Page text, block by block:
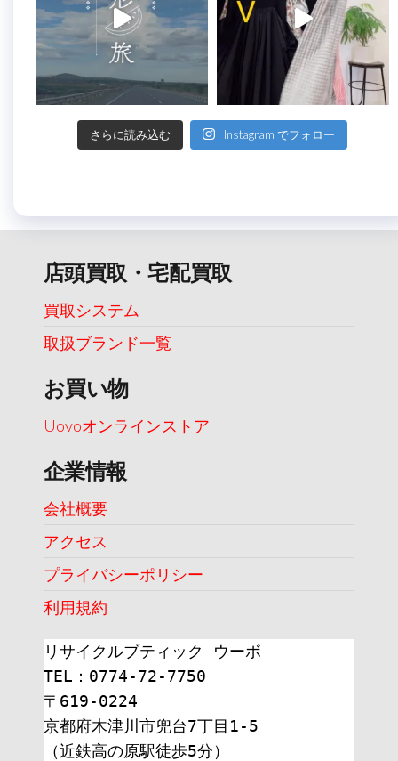
さらに読み込む Instagram でフォロー
店頭買取・宅配買取
買取システム
取扱ブランド一覧
お買い物
Uovoオンラインストア
企業情報
会社概要
アクセス
プライバシーポリシー
利用規約
リサイクルブティック ウーボ
TEL：0774-72-7750
〒619-0224
京都府木津川市兜台7丁目1-5
（近鉄高の原駅徒歩5分）